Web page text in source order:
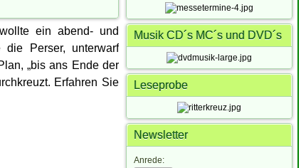
Musik CD´s MC´s und DVD´s
Leseprobe
Newsletter
Anrede:
ein abend- und
die Perser, unterwarf
„bis ans Ende der
Erfahren Sie